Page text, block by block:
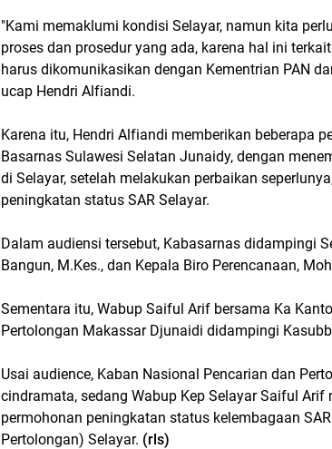
"Kami memaklumi kondisi Selayar, namun kita
proses dan prosedur yang ada, karena hal ini
harus dikomunikasikan dengan Kementrian PAN
ucap Hendri Alfiandi.
Karena itu, Hendri Alfiandi memberikan beberapa
Basarnas Sulawesi Selatan Junaidy, dengan
di Selayar, setelah melakukan perbaikan
peningkatan status SAR Selayar.
Dalam audiensi tersebut, Kabasarnas didampingi
Bangun, M.Kes., dan Kepala Biro Perencanaan,
Sementara itu, Wabup Saiful Arif bersama Ka
Pertolongan Makassar Djunaidi didampingi
Usai audience, Kaban Nasional Pencarian dan
cindramata, sedang Wabup Kep Selayar Saiful Arif
permohonan peningkatan status kelembagaan
Pertolongan) Selayar. (rls)